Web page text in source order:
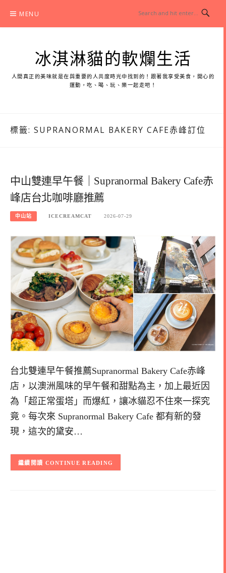
content
MENU
冰淇淋貓的軟爛生活
人間真正的美味就是在與重要的人共度時光中找到的！跟著我享受美食，開心的
運動，吃、喝、玩、樂一起走吧！
標籤: SUPRANORMAL BAKERY CAFE赤峰訂位
中山雙連早午餐｜Supranormal Bakery Cafe赤
峰店台北咖啡廳推薦
中山站 ICECREAMCAT 2026-07-29
台北雙連早午餐推薦Supranormal Bakery Cafe赤峰
店，以澳洲風味的早午餐和甜點為主，加上最近因
為「超正常蛋塔」而爆紅，讓冰貓忍不住來一探究
竟。每次來 Supranormal Bakery Cafe 都有新的發
現，這次的黛安…
CONTINUE READING